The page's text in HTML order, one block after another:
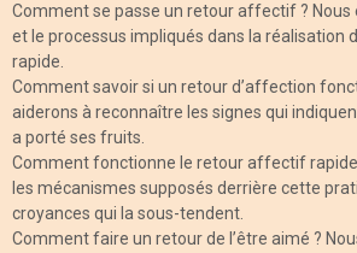
Comment se passe un retour affectif ? Nous
et le processus impliqués dans la réalisation
rapide.
Comment savoir si un retour d’affection
aiderons à reconnaître les signes qui
a porté ses fruits.
Comment fonctionne le retour affectif
les mécanismes supposés derrière cette
croyances qui la sous-tendent.
Comment faire un retour de l’être aimé ?